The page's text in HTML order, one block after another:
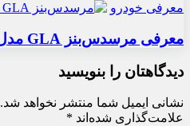
معرفی خودرو
معرفی مرسدس‌بنز GLA مدل ۲۰۲۷: تحول دیجیتال
دیدگاهتان را بنویسید
نشانی ایمیل شما منتشر نخواهد شد.
علامت‌گذاری شده‌اند *